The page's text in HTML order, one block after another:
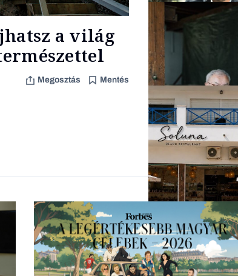
a világ
Megosztás Mentés
Tech
TÁMOGATÓI
Családi vállalkozások
Gasztró